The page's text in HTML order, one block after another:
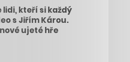
lidi, kteří si každý
s Jiřím Károu.
ujeté hře